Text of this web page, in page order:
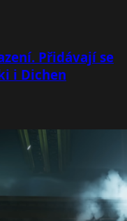
Přidávají se
i Dichen